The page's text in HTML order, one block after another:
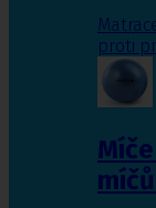
proti